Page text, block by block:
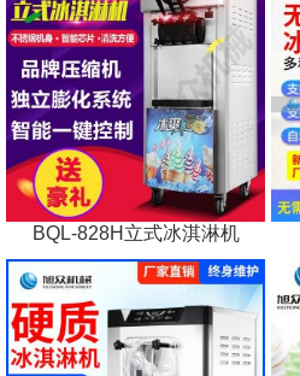
BQL-828H立式冰淇淋机